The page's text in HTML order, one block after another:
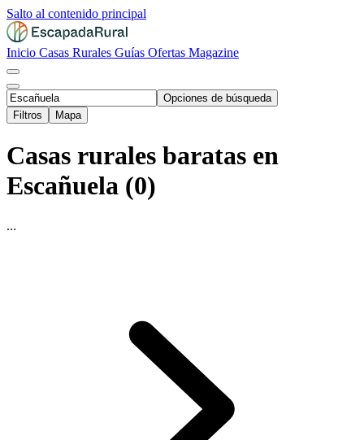
Salto al contenido principal
Inicio Casas Rurales Guías Ofertas Magazine
Opciones de búsqueda
Filtros
Mapa
Casas rurales baratas en
Escañuela (0)
...